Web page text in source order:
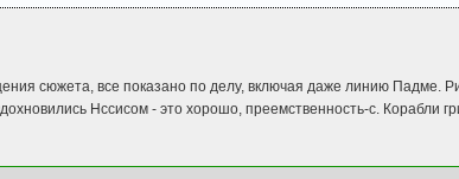
сюжета, все показано по делу, включая даже линию Падме.
Нссисом - это хорошо, преемственность-с. Корабли